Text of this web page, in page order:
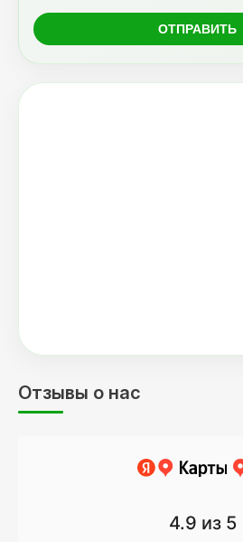
Отзывы о нас
4.9 из 5